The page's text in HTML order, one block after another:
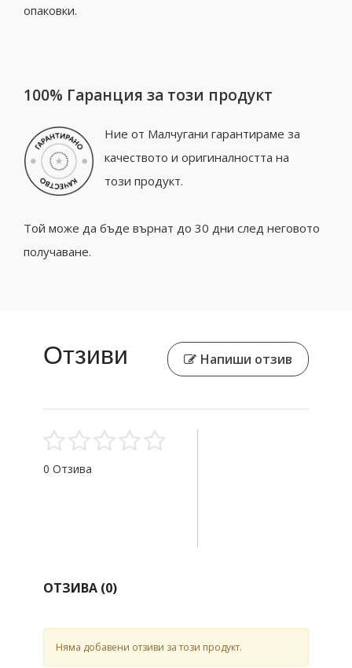
опаковки.
100% Гаранция за този продукт
Ние от Малчугани гарантираме за
качеството и оригиналността на
този продукт.
Той може да бъде върнат до 30 дни след неговото
получаване.
Отзиви Напиши отзив
0 Отзива
ОТЗИВА (0)
Няма добавени отзиви за този продукт.